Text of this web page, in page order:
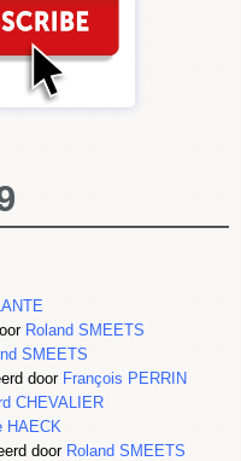
Roland SMEETS
SMEETS
door François PERRIN
CHEVALIER
HAECK
door Roland SMEETS